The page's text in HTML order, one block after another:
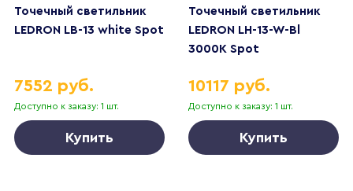
Точечный светильник
LEDRON LB-13 white Spot
Доступно к заказу: 1 шт.
7552 руб.
Купить
Точечный светильник
LEDRON LH-13-W-Bl
3000K Spot
Доступно к заказу: 1 шт.
10117 руб.
Купить